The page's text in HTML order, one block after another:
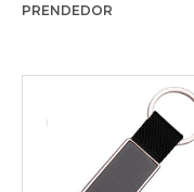
PRENDEDOR